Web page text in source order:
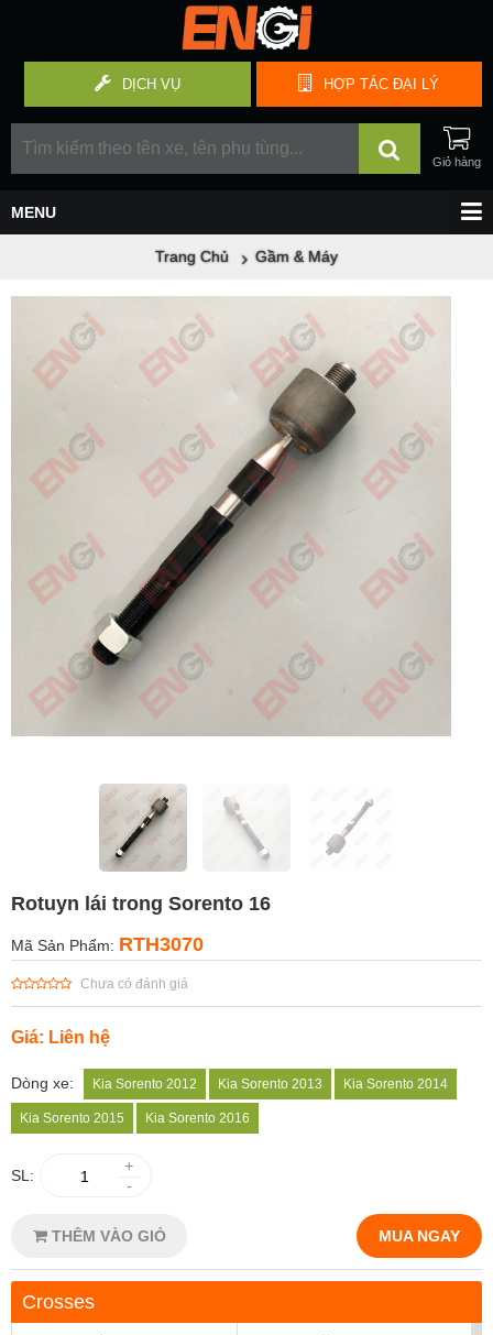
HỢP TÁC ĐẠI LÝ
DỊCH VỤ
Trang Chủ Gầm & Máy
Rotuyn lái trong Sorento 16
Mã Sản Phẩm: RTH3070
Chưa có đánh giá
Giá: Liên hệ
Dòng xe: Kia Sorento 2012 Kia Sorento 2013 Kia Sorento 2014
Kia Sorento 2015 Kia Sorento 2016
SL:
+
-
THÊM VÀO GIỎ MUA NGAY
Crosses